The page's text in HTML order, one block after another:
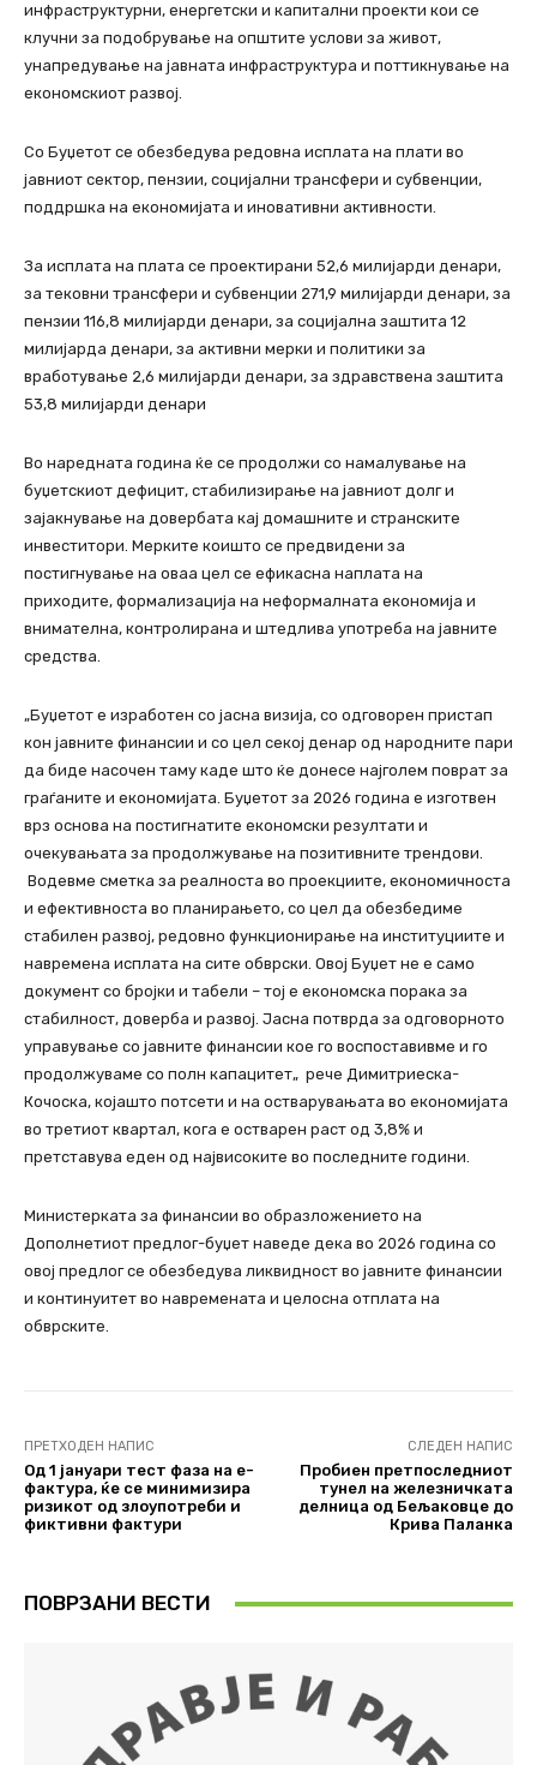
инфраструктурни, енергетски и капитални проекти кои се
клучни за подобрување на општите услови за живот,
унапредување на јавната инфраструктура и поттикнување на
економскиот развој.
Со Буџетот се обезбедува редовна исплата на плати во
јавниот сектор, пензии, социјални трансфери и субвенции,
поддршка на економијата и иновативни активности.
За исплата на плата се проектирани 52,6 милијарди денари,
за тековни трансфери и субвенции 271,9 милијарди денари, за
пензии 116,8 милијарди денари, за социјална заштита 12
милијарда денари, за активни мерки и политики за
вработување 2,6 милијарди денари, за здравствена заштита
53,8 милијарди денари
Во наредната година ќе се продолжи со намалување на
буџетскиот дефицит, стабилизирање на јавниот долг и
зајакнување на довербата кај домашните и странските
инвеститори. Мерките коишто се предвидени за
постигнување на оваа цел се ефикасна наплата на
приходите, формализација на неформалната економија и
внимателна, контролирана и штедлива употреба на јавните
средства.
„Буџетот е изработен со јасна визија, со одговорен пристап
кон јавните финансии и со цел секој денар од народните пари
да биде насочен таму каде што ќе донесе најголем поврат за
граѓаните и економијата. Буџетот за 2026 година е изготвен
врз основа на постигнатите економски резултати и
очекувањата за продолжување на позитивните трендови.
Водевме сметка за реалноста во проекциите, економичноста
и ефективноста во планирањето, со цел да обезбедиме
стабилен развој, редовно функционирање на институциите и
навремена исплата на сите обврски. Овој Буџет не е само
документ со бројки и табели – тој е економска порака за
стабилност, доверба и развој. Јасна потврда за одговорното
управување со јавните финансии кое го воспоставивме и го
продолжуваме со полн капацитет„ рече Димитриеска-
Кочоска, којашто потсети и на остварувањата во економијата
во третиот квартал, кога е остварен раст од 3,8% и
претставува еден од највисоките во последните години.
Министерката за финансии во образложението на
Дополнетиот предлог-буџет наведе дека во 2026 година со
овој предлог се обезбедува ликвидност во јавните финансии
и континуитет во навремената и целосна отплата на
обврските.
ПРЕТХОДЕН НАПИС
Од 1 јануари тест фаза на е-
фактура, ќе се минимизира
ризикот од злоупотреби и
фиктивни фактури
СЛЕДЕН НАПИС
Пробиен претпоследниот
тунел на железничката
делница од Бељаковце до
Крива Паланка
ПОВРЗАНИ ВЕСТИ